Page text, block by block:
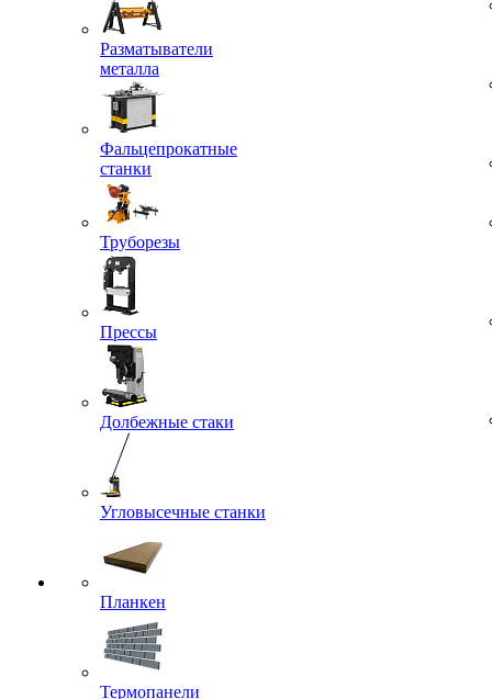
Разматыватели
металла
Фальцепрокатные
станки
Труборезы
Прессы
Долбежные стаки
Угловысечные станки
Планкен
Термопанели